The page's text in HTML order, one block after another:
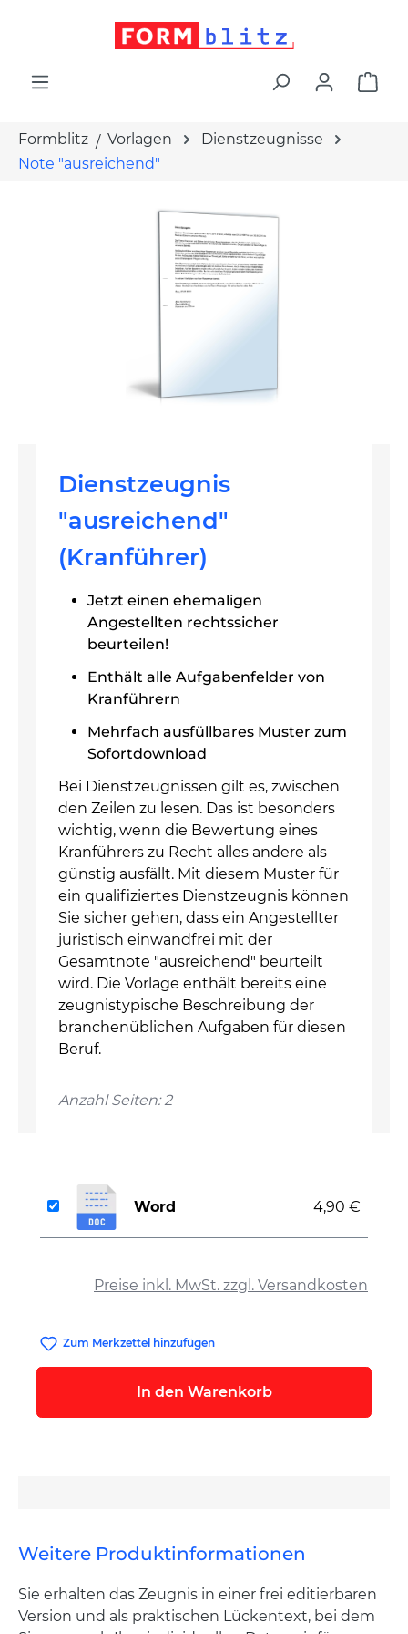
Formblitz Vorlagen
Dienstzeugnisse
Note "ausreichend"
Dienstzeugnis
"ausreichend"
(Kranführer)
Jetzt einen ehemaligen
Angestellten rechtssicher
beurteilen!
Enthält alle Aufgabenfelder von
Kranführern
Mehrfach ausfüllbares Muster zum
Sofortdownload
Bei Dienstzeugnissen gilt es, zwischen
den Zeilen zu lesen. Das ist besonders
wichtig, wenn die Bewertung eines
Kranführers zu Recht alles andere als
günstig ausfällt. Mit diesem Muster für
ein qualifiziertes Dienstzeugnis können
Sie sicher gehen, dass ein Angestellter
juristisch einwandfrei mit der
Gesamtnote "ausreichend" beurteilt
wird. Die Vorlage enthält bereits eine
zeugnistypische Beschreibung der
branchenüblichen Aufgaben für diesen
Beruf.
Anzahl Seiten: 2
Preise inkl. MwSt. zzgl. Versandkosten
Word 4,90 €
Zum Merkzettel hinzufügen
In den Warenkorb
Weitere Produktinformationen
Sie erhalten das Zeugnis in einer frei editierbaren
Version und als praktischen Lückentext, bei dem